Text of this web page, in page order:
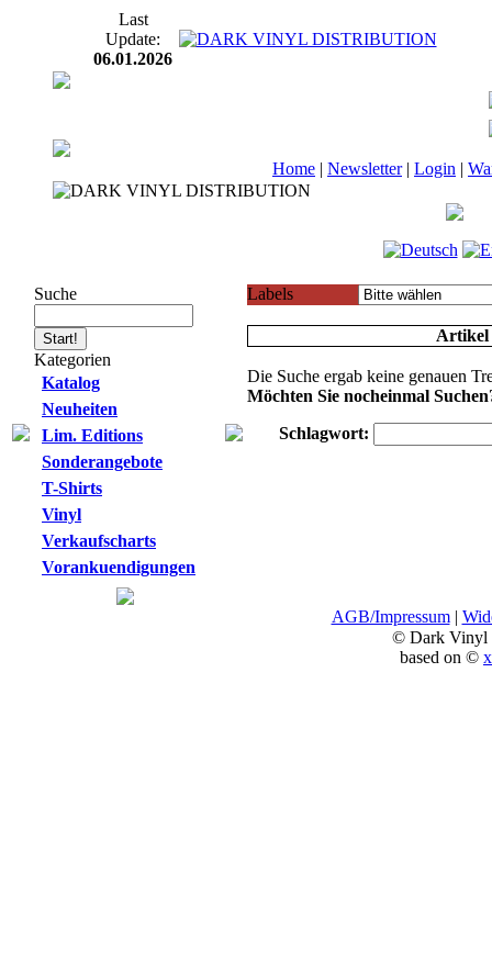
Last
Update:
06.01.2026
Home | Newsletter| Login |
Suche
Kategorien
Katalog
Neuheiten
Lim. Editions
Sonderangebote
T-Shirts
Vinyl
Verkaufscharts
Vorankuendigungen
Labels
Artikel
Die Suche ergab keine genauen
Möchten Sie nocheinmal
Schlagwort:
AGB/Impressum|
© Dark Vinyl
based on ©